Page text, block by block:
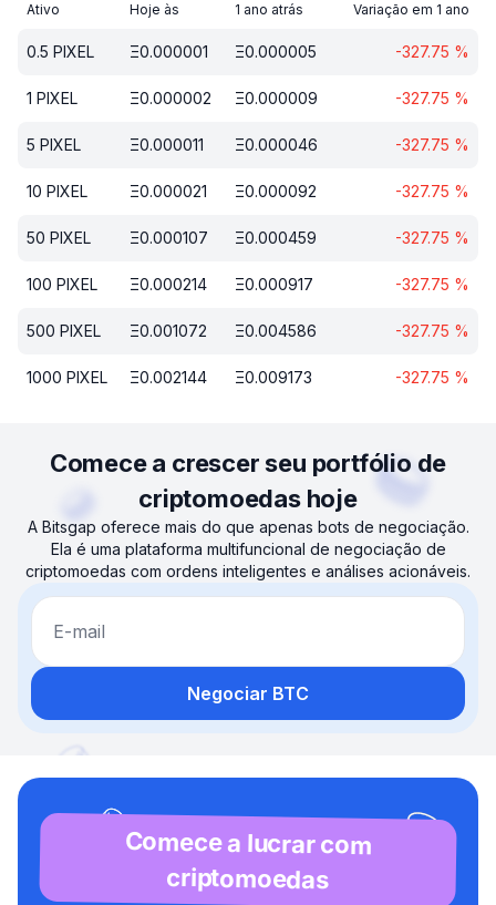
Ativo Hoje às 1 ano atrás Variação em 1 ano
0.5 PIXEL Ξ0.000001 Ξ0.000005 -327.75 %
1 PIXEL Ξ0.000002 Ξ0.000009 -327.75 %
5 PIXEL Ξ0.000011 Ξ0.000046 -327.75 %
10 PIXEL Ξ0.000021 Ξ0.000092 -327.75 %
50 PIXEL Ξ0.000107 Ξ0.000459 -327.75 %
100 PIXEL Ξ0.000214 Ξ0.000917 -327.75 %
500 PIXEL Ξ0.001072 Ξ0.004586 -327.75 %
1000 PIXEL Ξ0.002144 Ξ0.009173 -327.75 %
Comece a crescer seu portfólio de
criptomoedas hoje
A Bitsgap oferece mais do que apenas bots de negociação.
Ela é uma plataforma multifuncional de negociação de
criptomoedas com ordens inteligentes e análises acionáveis.
E-mail
Negociar BTC
Comece a lucrar com
criptomoedas